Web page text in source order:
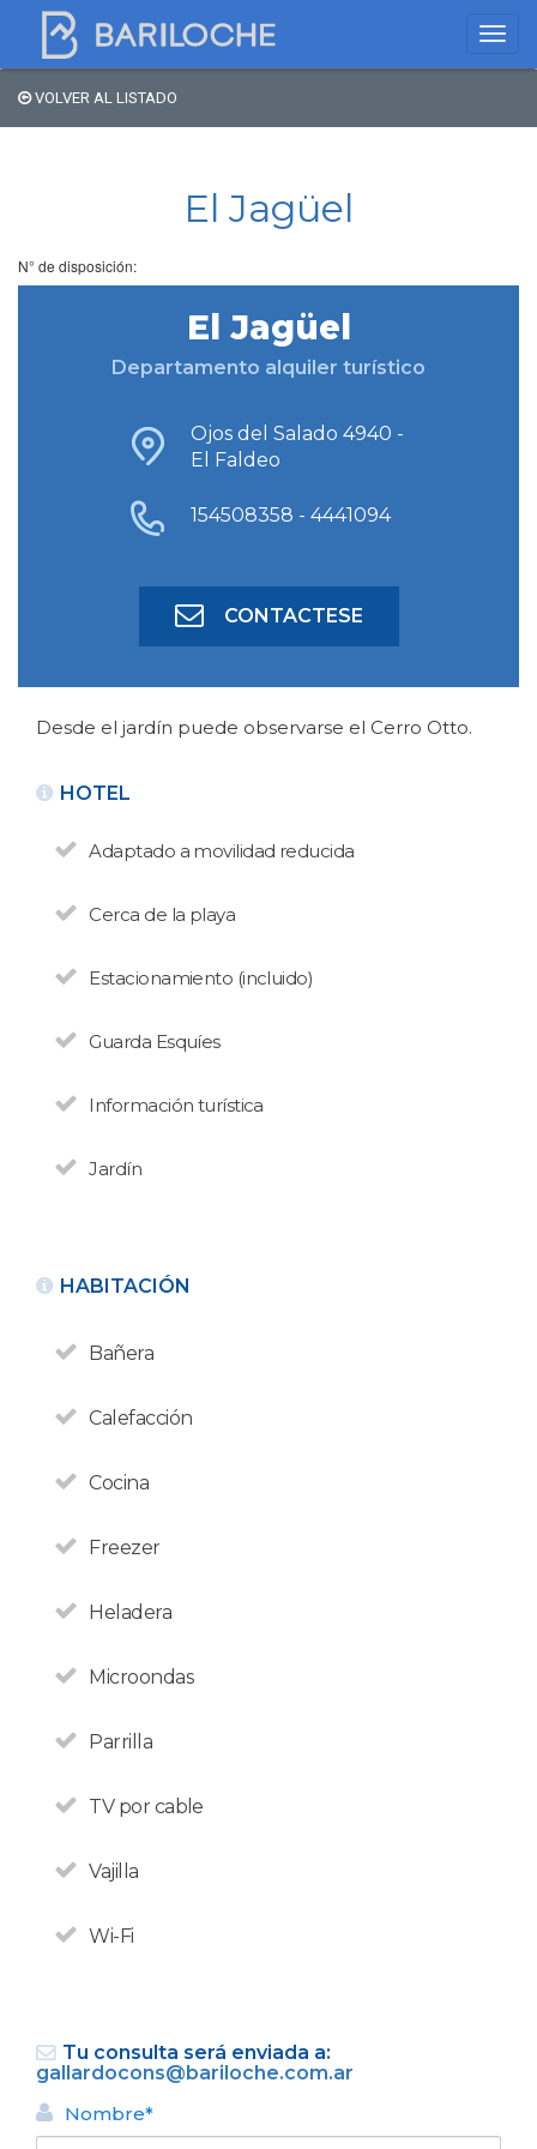
Bariloche
BUSCAR ALOJAMIENTO
VOLVER
VOLVER AL LISTADO
El Jagüel
N° de disposición:
El Jagüel
Departamento alquiler turístico
Ojos del Salado 4940 -
El Faldeo
154508358 - 4441094
CONTACTESE
Desde el jardín puede observarse el Cerro Otto.
HOTEL
Adaptado a movilidad reducida
Cerca de la playa
Estacionamiento (incluido)
Guarda Esquíes
Información turística
Jardín
HABITACIÓN
Bañera
Calefacción
Cocina
Freezer
Heladera
Microondas
Parrilla
TV por cable
Vajilla
Wi-Fi
Tu consulta será enviada a:
gallardocons@bariloche.com.ar
Nombre*